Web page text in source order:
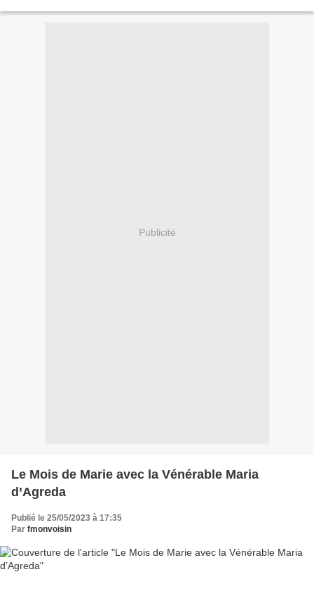
Publicité
Le Mois de Marie avec la Vénérable Maria
d’Agreda
Publié le 25/05/2023 à 17:35
Par fmonvoisin